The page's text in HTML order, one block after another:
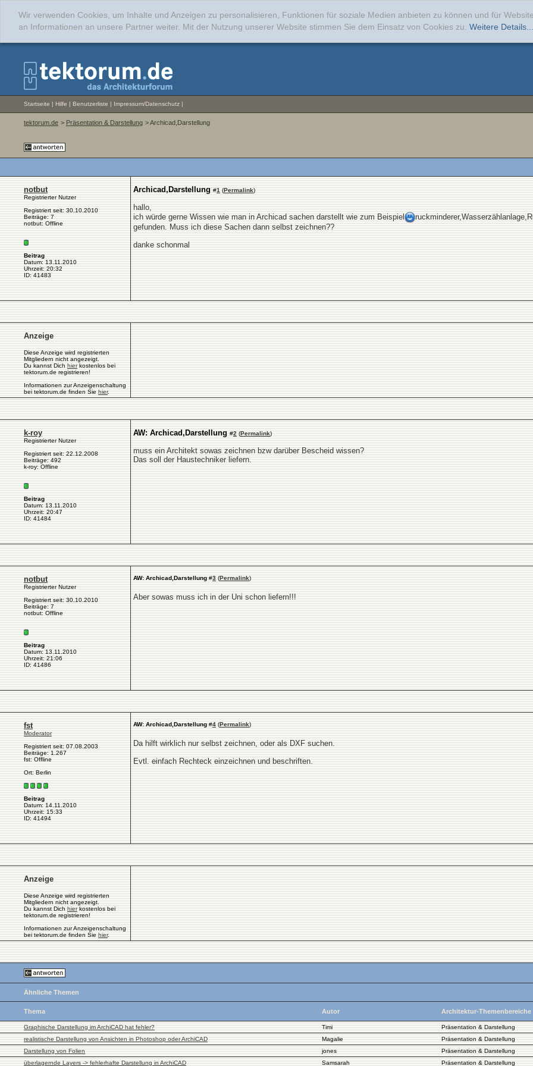
Wir verwenden Cookies, um Inhalte und Anzeigen zu personalisieren, Funktionen für soziale Medien anbieten zu können und für
an Informationen an unsere Partner weiter. Mit der Nutzung unserer Website stimmen Sie dem Einsatz von Cookies zu. Weitere Details...
Startseite | Hilfe | Benutzerliste | Impressum/Datenschutz |
tektorum.de > Präsentation & Darstellung > Archicad,Darstellung
notbut
Registrierter Nutzer
Registriert seit: 30.10.2010
Beiträge: 7
notbut: Offline
Beitrag
Datum: 13.11.2010
Uhrzeit: 20:32
ID: 41483
Archicad,Darstellung #1 (Permalink)
hallo,
ich würde gerne Wissen wie man in Archicad sachen darstellt wie zum Beispiel
gefunden. Muss ich diese Sachen dann selbst zeichnen??
danke schonmal
Anzeige
Diese Anzeige wird registrierten
Mitgliedern nicht angezeigt.
Du kannst Dich hierkostenlos bei
tektorum.de registrieren!
Informationen zur Anzeigenschaltung
bei tektorum.de finden Sie hier.
k-roy
Registrierter Nutzer
Registriert seit: 22.12.2008
Beiträge: 492
k-roy: Offline
Beitrag
Datum: 13.11.2010
Uhrzeit: 20:47
ID: 41484
AW: Archicad,Darstellung #2 (Permalink)
muss ein Architekt sowas zeichnen bzw darüber Bescheid wissen?
Das soll der Haustechniker liefern.
notbut
Registrierter Nutzer
Registriert seit: 30.10.2010
Beiträge: 7
notbut: Offline
Beitrag
Datum: 13.11.2010
Uhrzeit: 21:06
ID: 41486
AW: Archicad,Darstellung #3 (Permalink)
Aber sowas muss ich in der Uni schon liefern!!!
fst
Moderator
Registriert seit: 07.08.2003
Beiträge: 1.267
fst: Offline
Ort: Berlin
Beitrag
Datum: 14.11.2010
Uhrzeit: 15:33
ID: 41494
AW: Archicad,Darstellung #4 (Permalink)
Da hilft wirklich nur selbst zeichnen, oder als DXF suchen.
Evtl. einfach Rechteck einzeichnen und beschriften.
Anzeige
Diese Anzeige wird registrierten
Mitgliedern nicht angezeigt.
Du kannst Dich hierkostenlos bei
tektorum.de registrieren!
Informationen zur Anzeigenschaltung
bei tektorum.de finden Sie hier.
Ähnliche Themen
Thema Autor Architektur-Themenbereiche
Graphische Darstellung im ArchiCAD hat fehler? Timi Präsentation & Darstellung
realistische Darstellung von Ansichten in Photoshop oder ArchiCAD
Magalie Präsentation & Darstellung
Darstellung von Folien
jones Präsentation & Darstellung
überlagernde Layers -> fehlerhafte Darstellung in ArchiCAD
Samsarah Präsentation & Darstellung